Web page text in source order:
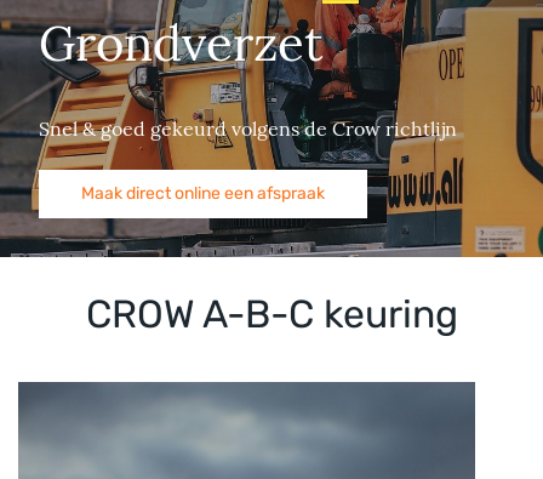
​Grondverzet
Snel & goed gekeurd volgens de Crow richtlijn
Maak direct online een afspraak
CROW A-B-C keuring